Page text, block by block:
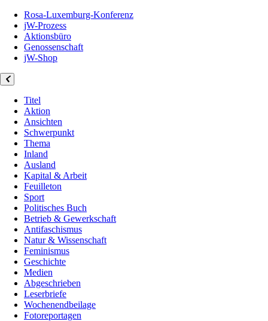
Rosa-Luxemburg-Konferenz
jW-Prozess
Aktionsbüro
Genossenschaft
jW-Shop
Titel
Aktion
Ansichten
Schwerpunkt
Thema
Inland
Ausland
Kapital & Arbeit
Feuilleton
Sport
Politisches Buch
Betrieb & Gewerkschaft
Antifaschismus
Natur & Wissenschaft
Feminismus
Geschichte
Medien
Abgeschrieben
Leserbriefe
Wochenendbeilage
Fotoreportagen